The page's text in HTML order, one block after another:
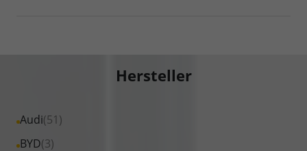
Hersteller
Audi(51)
Alle
Fahrzeuge
BYD(3)
Alle